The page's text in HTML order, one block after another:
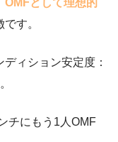
す。
ィション安定度：
チにもう1人OMF